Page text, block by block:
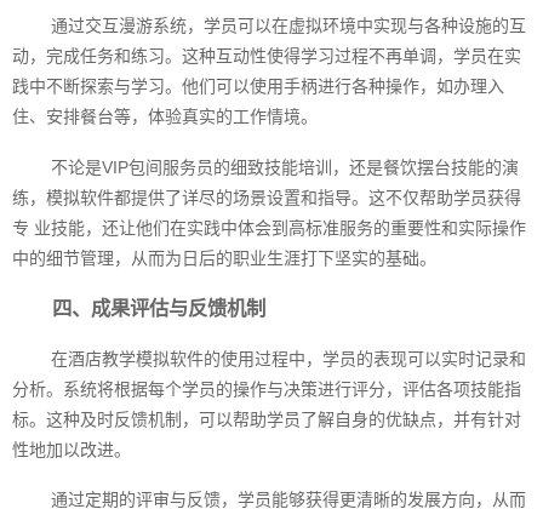
通过交互漫游系统，学员可以在虚拟环境中实现与各种设施的互
动，完成任务和练习。这种互动性使得学习过程不再单调，学员在实
践中不断探索与学习。他们可以使用手柄进行各种操作，如办理入
住、安排餐台等，体验真实的工作情境。
不论是VIP包间服务员的细致技能培训，还是餐饮摆台技能的演
练，模拟软件都提供了详尽的场景设置和指导。这不仅帮助学员获得
专 业技能，还让他们在实践中体会到高标准服务的重要性和实际操作
中的细节管理，从而为日后的职业生涯打下坚实的基础。
四、成果评估与反馈机制
在酒店教学模拟软件的使用过程中，学员的表现可以实时记录和
分析。系统将根据每个学员的操作与决策进行评分，评估各项技能指
标。这种及时反馈机制，可以帮助学员了解自身的优缺点，并有针对
性地加以改进。
通过定期的评审与反馈，学员能够获得更清晰的发展方向，从而